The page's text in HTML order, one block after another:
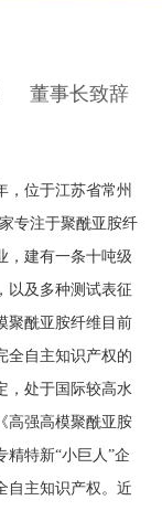
董事长致辞
位于江苏省常州
专注于聚酰亚胺纤
，建有一条十吨级
以及多种测试表征
聚酰亚胺纤维目前
全自主知识产权的
，处于国际较高水
高强高模聚酰亚胺
精特新“小巨人”企
自主知识产权。近